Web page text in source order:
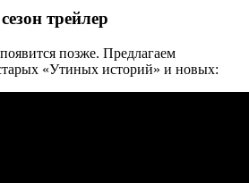
трейлер
позже. Предлагаем
«Утиных историй» и новых: